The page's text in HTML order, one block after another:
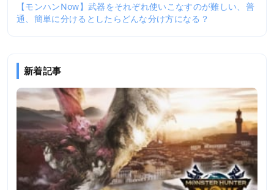
【モンハンNow】武器をそれぞれ使いこなすのが難しい、普
通、簡単に分けるとしたらどんな分け方になる？
新着記事